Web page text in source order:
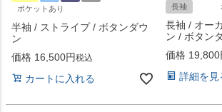
ポケットあり
半袖 / ストライプ / ボタンダウ
ン
価格 16,500 税込
カートに入れる
長袖
長袖 / オー
ン / ボタン
価格 19,800
詳細を見